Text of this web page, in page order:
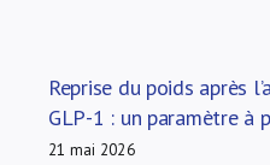
Reprise du poids après
GLP-1 : un paramètre à
21 mai 2026